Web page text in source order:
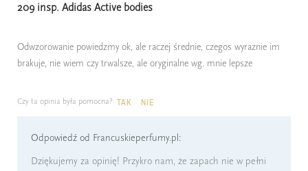
209 insp. Adidas Active bodies
Odwzorowanie powiedzmy ok, ale raczej średnie, czegos wyraznie im
brakuje, nie wiem czy trwalsze, ale oryginalne wg. mnie lepsze
Czy ta opinia była pomocna? TAK NIE
Odpowiedź od Francuskieperfumy.pl:
Dziękujemy za opinię! Przykro nam, że zapach nie w pełni